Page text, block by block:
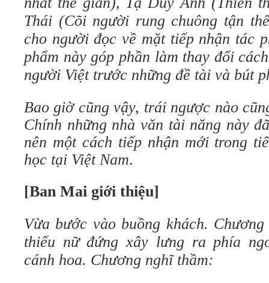
Thái (Cõi người rung chuông tận
cho người đọc về mặt tiếp nhận tác
phẩm này góp phần làm thay đổi
người Việt trước những đề tài và bút
Bao giờ cũng vậy, trái ngược nào
Chính những nhà văn tài năng này
nên một cách tiếp nhận mới trong
học tại Việt Nam.
[Ban Mai giới thiệu]
Vừa bước vào buồng khách.
thiếu nữ đứng xây lưng ra phía
cánh hoa. Chương nghĩ thầm: